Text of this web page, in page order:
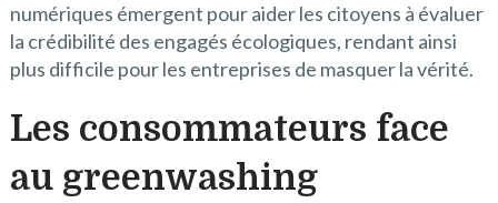
numériques émergent pour aider les citoyens à évaluer
la crédibilité des engagés écologiques, rendant ainsi
plus difficile pour les entreprises de masquer la vérité.
Les consommateurs face
au greenwashing